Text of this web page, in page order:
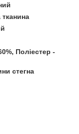
Поліестер -
стегна